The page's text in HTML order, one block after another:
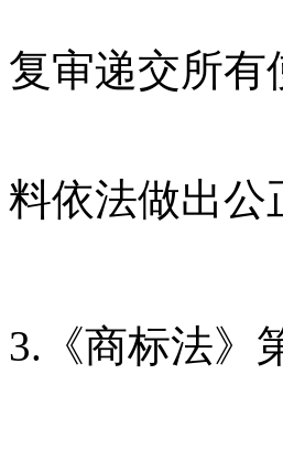
复审递交所有
料依法做出公
3.《商标法》